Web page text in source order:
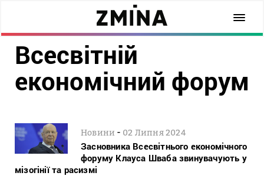
Всесвітній
економічний форум
Новини - 02 Липня 2024
Засновника Всесвітнього економічного
форуму Клауса Шваба звинувачують у
мізогінії та расизмі